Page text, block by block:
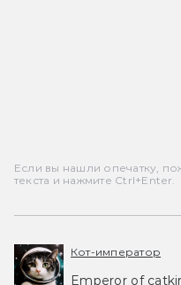
Если вы нашли опечатку,
текста и нажмите Ctrl+Enter.
Кот-император
Emperor of